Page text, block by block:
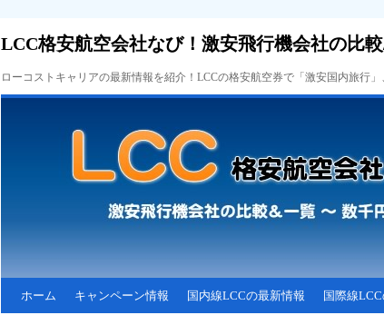
LCC格安航空会社なび！激安飛行機会社の比
ローコストキャリアの最新情報を紹介！LCCの格安航空券で「激安国内旅行
ホーム キャンペーン情報 国内線LCCの最新情報 国際線